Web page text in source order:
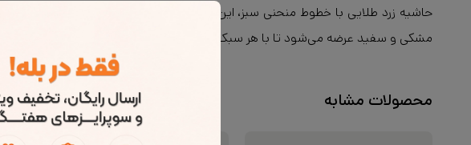
حاشیه زرد طلایی با خطوط منحنی سبز، این قاب را به اثری کاملاً خاص و شاد تبدیل
مشکی و سفید عرضه می‌شود تا با هر سبک دکور هماهنگی داشته باشد.
محصولات مشابه